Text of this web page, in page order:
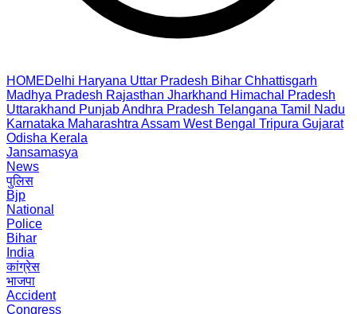
HOMEDelhi Haryana Uttar Pradesh Bihar Chhattisgarh
Madhya Pradesh Rajasthan Jharkhand Himachal Pradesh
Uttarakhand PunjabAndhra Pradesh Telangana Tamil Nadu
Karnataka Maharashtra Assam West Bengal Tripura Gujarat
Odisha Kerala
Jansamasya
News
पुलिस
Bjp
National
Police
Bihar
India
कांग्रेस
भाजपा
Accident
Congress